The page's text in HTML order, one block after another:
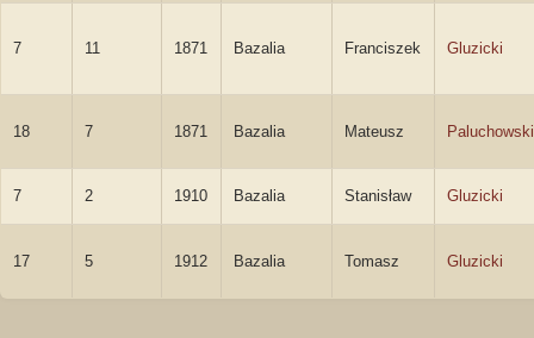
7 11 1871 Bazalia Franciszek Gluzicki
18 7 1871 Bazalia Mateusz Paluchowski
7 2 1910 Bazalia Stanisław Gluzicki
17 5 1912 Bazalia Tomasz Gluzicki